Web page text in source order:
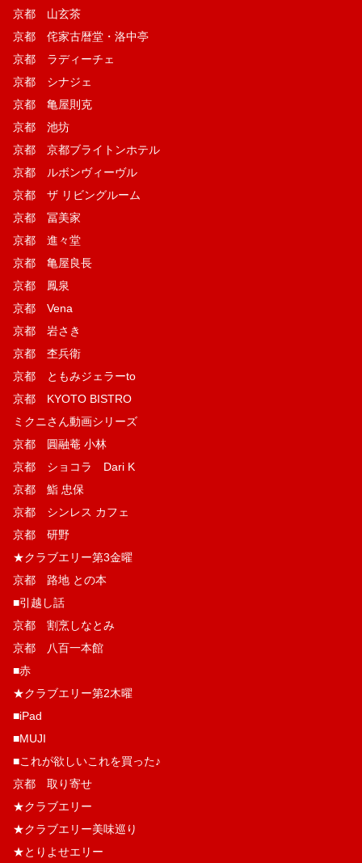
京都 山玄茶
京都 侘家古暦堂・洛中亭
京都 ラディーチェ
京都 シナジェ
京都 亀屋則克
京都 池坊
京都 京都ブライトンホテル
京都 ルボンヴィーヴル
京都 ザ リビングルーム
京都 冨美家
京都 進々堂
京都 亀屋良長
京都 鳳泉
京都 Vena
京都 岩さき
京都 杢兵衛
京都 ともみジェラーto
京都 KYOTO BISTRO
ミクニさん動画シリーズ
京都 圓融菴 小林
京都 ショコラ Dari K
京都 鮨 忠保
京都 シンレス カフェ
京都 研野
★クラブエリー第3金曜
京都 路地 との本
■引越し話
京都 割烹しなとみ
京都 八百一本館
■赤
★クラブエリー第2木曜
■iPad
■MUJI
■これが欲しいこれを買った♪
京都 取り寄せ
★クラブエリー
★クラブエリー美味巡り
★とりよせエリー